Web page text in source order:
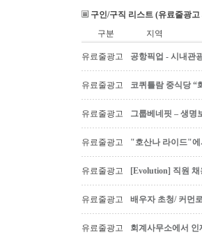
구인/구직 리스트 (유료줄광고
구분
지역
유료줄광고 공항픽업 - 시내관
유료줄광고 코퀴틀람 중식당 “
유료줄광고 그룹베네핏 – 생명
유료줄광고 "호산나 라이드"에
유료줄광고 [Evolution] 직원
유료줄광고 배우자 초청/ 커먼
유료줄광고 회계사무소에서